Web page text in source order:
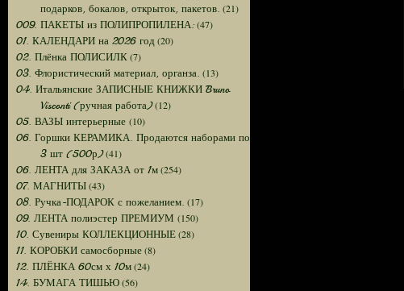
подарков, бокалов, открыток, пакетов. (21)
009. ПАКЕТЫ из ПОЛИПРОПИЛЕНА:(47)
01. КАЛЕНДАРИ на 2026 год (20)
02. Плёнка ПОЛИСИЛК(7)
03. Флористический материал, органза. (13)
04. Итальянские ЗАПИСНЫЕ КНИЖКИ Bruno
Visconti (ручная работа)(12)
05. ВАЗЫ интерьерные (10)
06. Горшки КЕРАМИКА. Продаются наборами по
3 шт (500р)(41)
06. ЛЕНТА для ЗАКАЗА от 1м(254)
07. МАГНИТЫ(43)
08. Ручка-ПОДАРОК с пожеланием. (17)
09. ЛЕНТА полиэстер ПРЕМИУМ (150)
10. Сувениры КОЛЛЕКЦИОННЫЕ(28)
11. КОРОБКИ самосборные(8)
12. ПЛЁНКА 60см х 10м(24)
14. БУМАГА ТИШЬЮ(56)